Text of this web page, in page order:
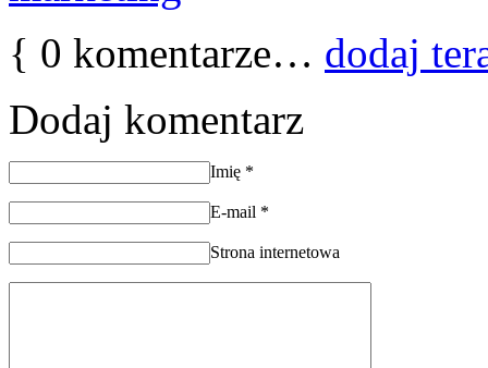
{ 0 komentarze… dodaj
Dodaj komentarz
Imię *
E-mail *
Strona internetowa